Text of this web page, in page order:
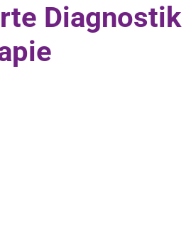
Diagnostik